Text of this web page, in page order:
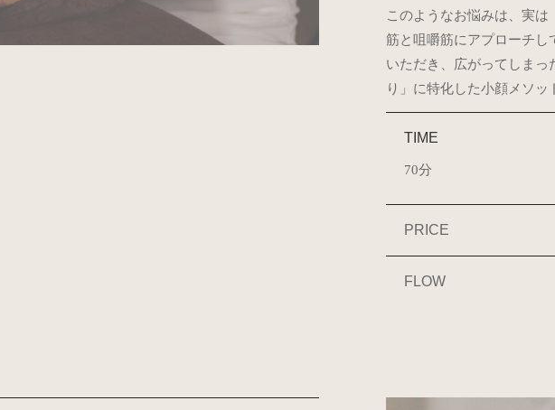
このようなお悩みは、実
筋と咀嚼筋にアプローチ
いただき、広がってしま
り」に特化した小顔メソッ
TIME
70分
PRICE
FLOW